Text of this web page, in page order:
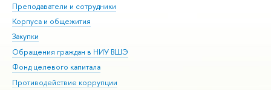
Преподаватели и сотрудники
Корпуса и общежития
Закупки
Обращения граждан в НИУ ВШЭ
Фонд целевого капитала
Противодействие коррупции